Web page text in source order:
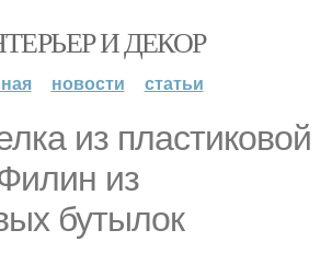
И ДЕКОР
новости статьи
из пластиковой
из
бутылок